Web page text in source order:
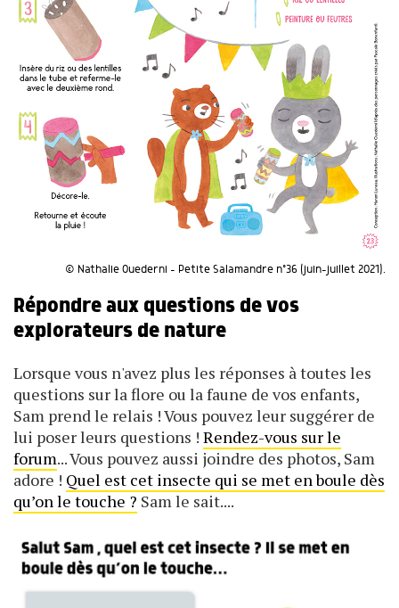
© Nathalie Ouederni - Petite Salamandre n°36 (juin-juillet 2021).
Répondre aux questions de vos
explorateurs de nature
Lorsque vous n'avez plus les réponses à toutes les
questions sur la flore ou la faune de vos enfants,
Sam prend le relais ! Vous pouvez leur suggérer de
lui poser leurs questions ! Rendez-vous sur le
forum... Vous pouvez aussi joindre des photos, Sam
adore ! Quel est cet insecte qui se met en boule dès
qu’on le touche ? Sam le sait....